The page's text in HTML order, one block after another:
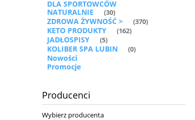
DLA SPORTOWCÓW
NATURALNIE
(30)
ZDROWA ŻYWNOŚĆ > (370)
KETO PRODUKTY (162)
JADŁOSPISY (5)
KOLIBER SPA LUBIN (0)
Nowości
Promocje
Producenci
Wybierz producenta